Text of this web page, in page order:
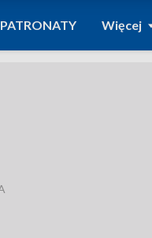
PATRONATY Więcej